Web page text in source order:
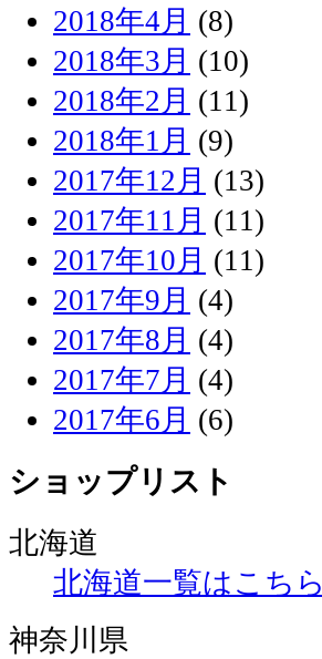
2018年4月 (8)
2018年3月 (10)
2018年2月 (11)
2018年1月 (9)
2017年12月 (13)
2017年11月 (11)
2017年10月 (11)
2017年9月 (4)
2017年8月 (4)
2017年7月 (4)
2017年6月 (6)
ショップリスト
北海道
北海道一覧はこちら
神奈川県